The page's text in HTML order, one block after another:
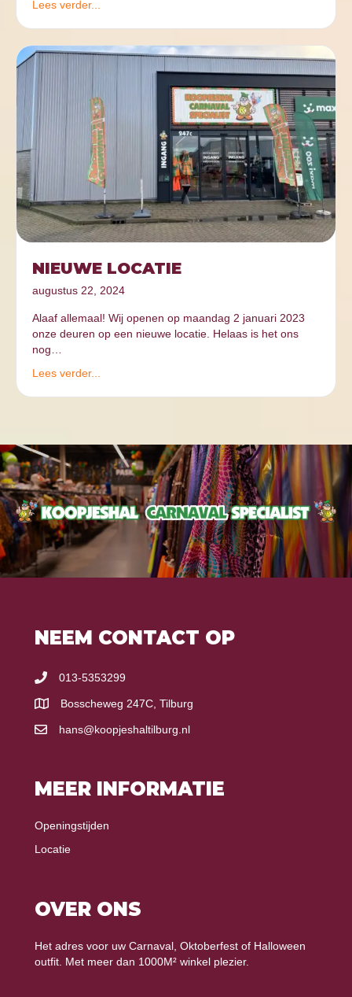
Lees verder...
NIEUWE LOCATIE
augustus 22, 2024
Alaaf allemaal! Wij openen op maandag 2 januari 2023
onze deuren op een nieuwe locatie. Helaas is het ons
nog…
Lees verder...
NEEM CONTACT OP
013-5353299
Bosscheweg 247C, Tilburg
hans@koopjeshaltilburg.nl
MEER INFORMATIE
Openingstijden
Locatie
OVER ONS
Het adres voor uw Carnaval, Oktoberfest of Halloween
outfit. Met meer dan 1000M² winkel plezier.